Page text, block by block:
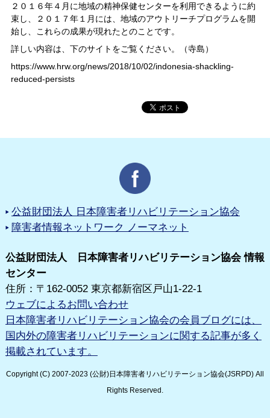
２０１６年４月に地域の精神保健センターを利用できるように約
束し、２０１７年１月には、地域のアウトリーチプログラムを開
始し、これらの成果が現れたとのことです。
詳しい内容は、下のサイトをご覧ください。（寺島）
https://www.hrw.org/news/2018/10/02/indonesia-shackling-
reduced-persists
公益財団法人 日本障害者リハビリテーション協会
障害者情報ネットワーク ノーマネット
公益財団法人 日本障害者リハビリテーション協会 情報
センター
住所：〒162-0052 東京都新宿区戸山1-22-1
ウェブによるお問い合わせ
日本障害者リハビリテーション協会の会員ブログには、
国内外の障害者リハビリテーションに関する記事が多く
掲載されています。
Copyright (C) 2007-2023 (公財)日本障害者リハビリテーション協会(JSRPD) All
Rights Reserved.